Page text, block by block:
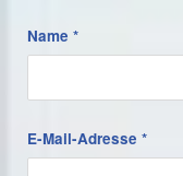
Name *
E-Mail-Adresse *